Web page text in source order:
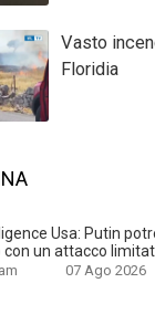
Vasto
Floridia
Usa: Putin
con un attacco
07 Ago 2026